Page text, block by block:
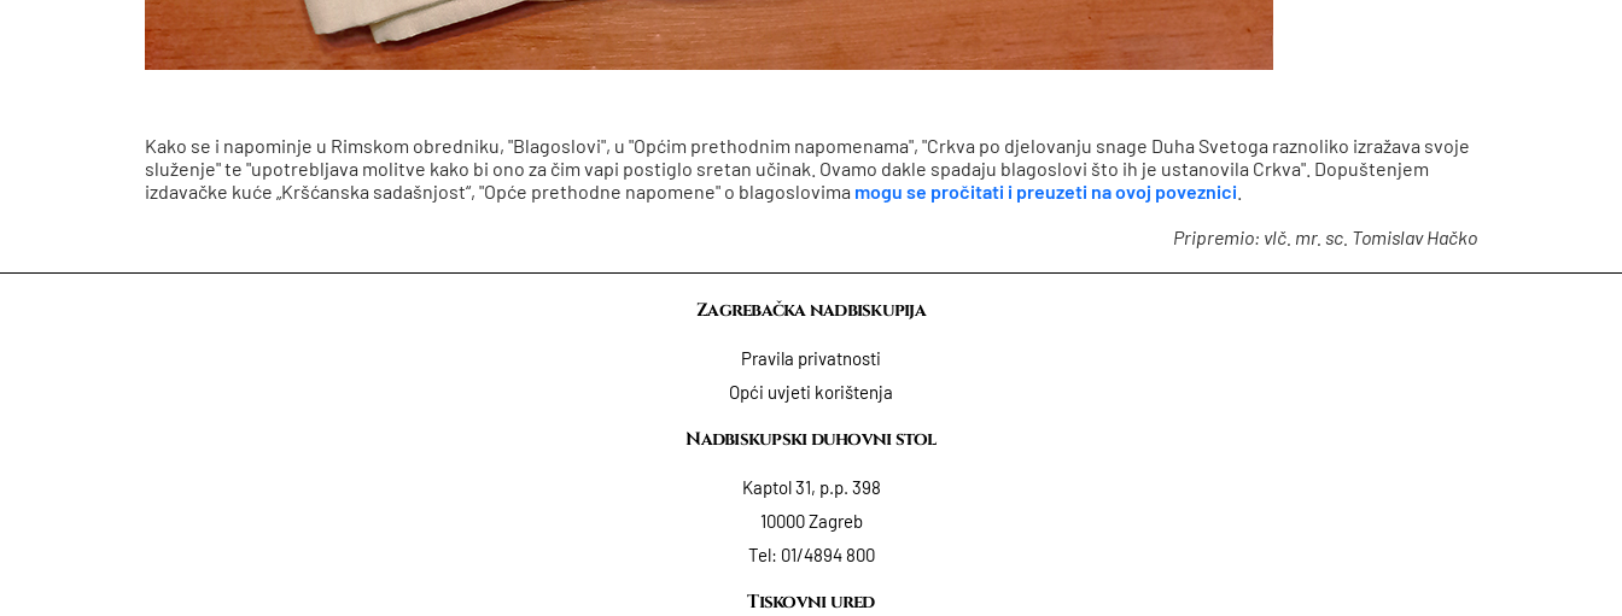
Kako se i napominje u Rimskom obredniku, "Blagoslovi", u "Općim prethodnim napomenama", "Crkva po djelovanju snage Duha Svetoga raznoliko izražava svoje
služenje" te "upotrebljava molitve kako bi ono za čim vapi postiglo sretan učinak. Ovamo dakle spadaju blagoslovi što ih je ustanovila Crkva". Dopuštenjem
izdavačke kuće „Kršćanska sadašnjost“, "Opće prethodne napomene" o blagoslovima mogu se pročitati i preuzeti na ovoj poveznici
Pripremio: vlč. mr. sc. Tomislav Hačko
Zagrebačka nadbiskupija
Pravila privatnosti
Opći uvjeti korištenja
Nadbiskupski duhovni stol
Kaptol 31, p.p. 398
10000 Zagreb
Tel: 01/4894 800
Tiskovni ured